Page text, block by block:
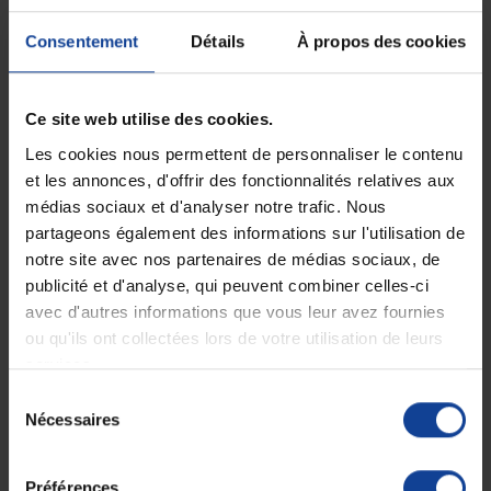
Consentement Détails À propos des cookies
Ce site web utilise des cookies.
Les cookies nous permettent de personnaliser le contenu
et les annonces, d'offrir des fonctionnalités relatives aux
médias sociaux et d'analyser notre trafic. Nous
partageons également des informations sur l'utilisation de
notre site avec nos partenaires de médias sociaux, de
publicité et d'analyse, qui peuvent combiner celles-ci
avec d'autres informations que vous leur avez fournies
ou qu'ils ont collectées lors de votre utilisation de leurs
services.
Nécessaires
Gris Gris
Fauteuil releveur 2 Mini pédalier avec